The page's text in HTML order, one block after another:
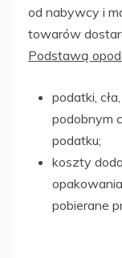
od nabywcy i
towarów
Podstawą
podatki,
podobnym
podatku;
koszty
pobierane